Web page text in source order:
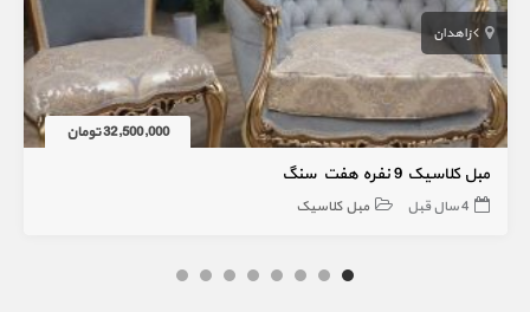
زاهدان
32,500,000 تومان
مبل کلاسیک 9 نفره هفت سنگ
4 سال قبل مبل کلاسیک